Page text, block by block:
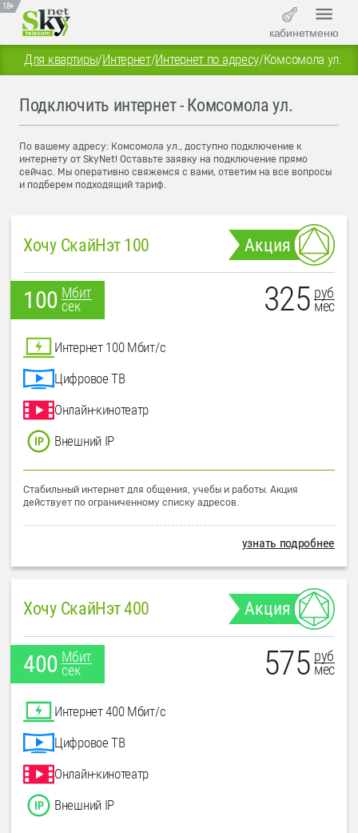
18+
кабинетменю
Для квартиры/Интернет/Интернет по адресу/Комсомола ул.
Подключить интернет - Комсомола ул.
По вашему адресу: Комсомола ул., доступно подключение к
интернету от SkyNet! Оставьте заявку на подключение прямо
сейчас. Мы оперативно свяжемся с вами, ответим на все вопросы
и подберем подходящий тариф.
Хочу СкайНэт 100 Акция
100 Мбит
сек
325 руб
мес
Интернет 100 Мбит/с
Цифровое ТВ
Онлайн-кинотеатр
Внешний IP
Стабильный интернет для общения, учебы и работы. Акция
действует по ограниченному списку адресов.
узнать подробнее
Хочу СкайНэт 400 Акция
400 Мбит
сек
575 руб
мес
Интернет 400 Мбит/с
Цифровое ТВ
Онлайн-кинотеатр
Внешний IP